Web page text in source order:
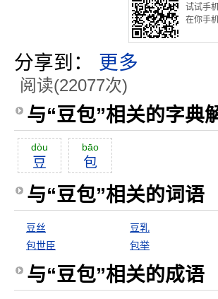
试试手
在你手
分享到： 更多
阅读(22077次)
与“豆包”相关的字典
dòu
豆
bāo
包
与“豆包”相关的词语
豆丝 豆乳
包世臣
包举
与“豆包”相关的成语